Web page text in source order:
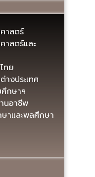
าสตร์
าสตร์และ
ทย
างประเทศ
ศึกษาฯ
นอาชีพ
ษาและพลศึกษา